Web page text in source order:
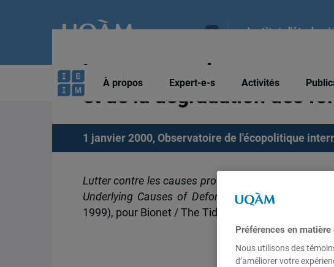
Institut d'études
À propos Expert-e-s Activités
Lutter contre les causes
et de la dégradation des
1 janvier 2000, Observatoire de l'écopolitique
Lutter contre les causes profondes du déboisement
Underlying Causes of Deforestation and Forest
1999), pour Bionet / The Tides Center, janvier 2000,
Préférences en matière
Nous utilisons des
d’améliorer votre